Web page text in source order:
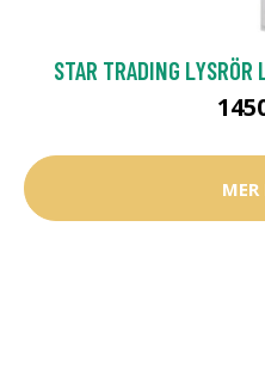
STAR TRADING